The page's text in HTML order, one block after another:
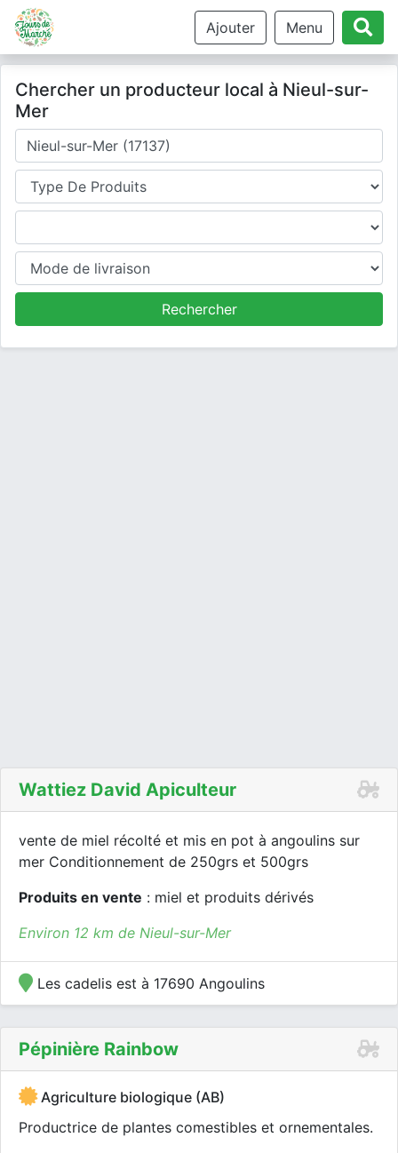
Ajouter Menu
Chercher un producteur local à Nieul-sur-
Mer
Où cherchez-vous un producteur ?
Type de produits
Produits
Mode de livraison
Rechercher
Wattiez David Apiculteur
vente de miel récolté et mis en pot à angoulins sur
mer Conditionnement de 250grs et 500grs
Produits en vente : miel et produits dérivés
Environ 12 km de Nieul-sur-Mer
Les cadelis est à 17690 Angoulins
Pépinière Rainbow
Agriculture biologique (AB)
Productrice de plantes comestibles et ornementales.